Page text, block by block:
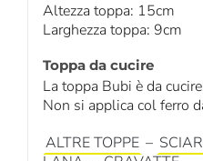
Altezza toppa: 15cm
Larghezza toppa: 9cm
Toppa da cucire
La toppa Bubi è da
Non si applica col ferro
ALTRE TOPPE –